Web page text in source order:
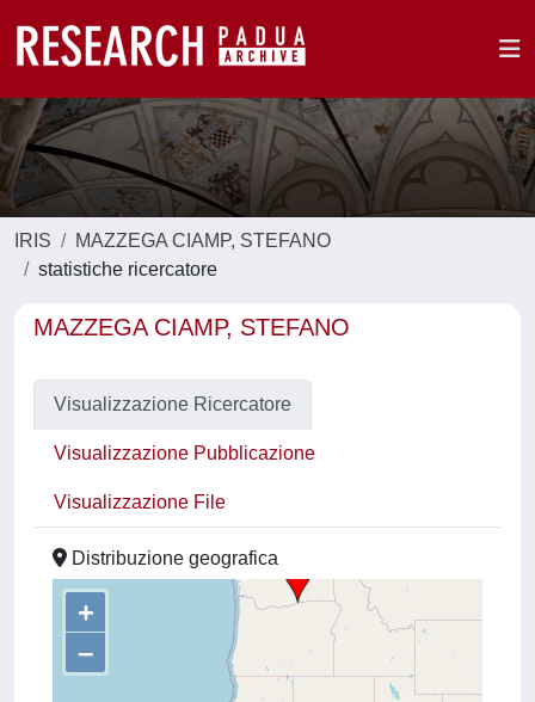
IRIS
MAZZEGA CIAMP, STEFANO
statistiche ricercatore
MAZZEGA CIAMP, STEFANO
Visualizzazione Ricercatore
Visualizzazione Pubblicazione
Visualizzazione File
Distribuzione geografica
+
–